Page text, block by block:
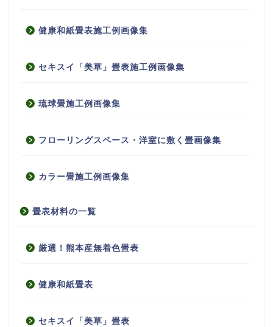
健康和紙畳表施工例画像集
セキスイ「美草」畳表施工例画像集
琉球畳施工例画像集
フローリングスペース・洋室に敷く畳画像集
カラー畳施工例画像集
畳表材料の一覧
厳選！熊本産無着色畳表
健康和紙畳表
セキスイ「美草」畳表